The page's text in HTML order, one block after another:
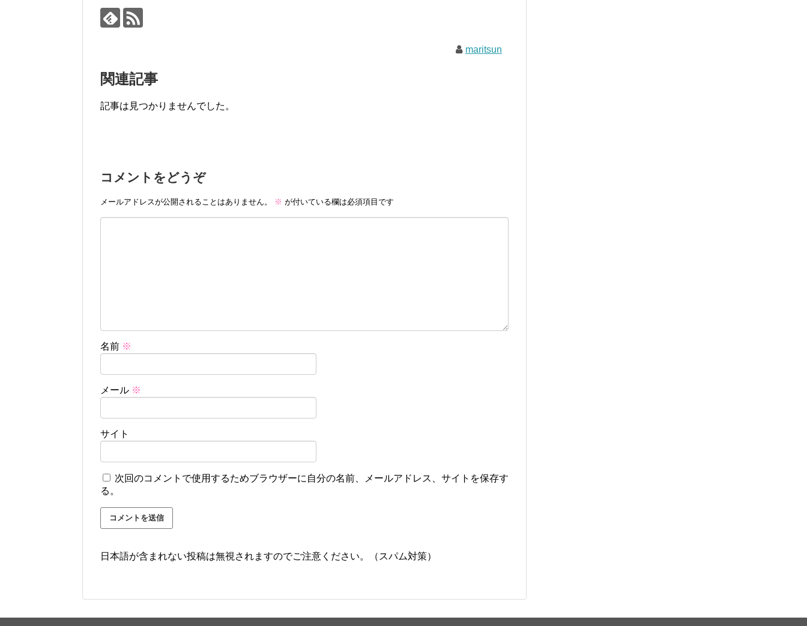
maritsun
関連記事
記事は見つかりませんでした。
コメントをどうぞ
メールアドレスが公開されることはありません。 ※ が付いている欄は必須項目です
名前 ※
メール ※
サイト
次回のコメントで使用するためブラウザーに自分の名前、メールアドレス、サイトを保存す
る。
日本語が含まれない投稿は無視されますのでご注意ください。（スパム対策）